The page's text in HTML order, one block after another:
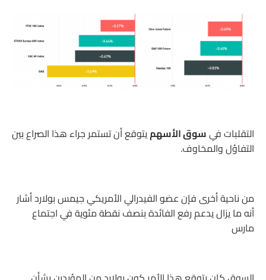
التقلبات فيسوق الأسهميتوقع أن تستمر جراء هذا الصراع بين
التفاؤل والمخاوف.
من ناحية أخرى فإن عضو الفيدرالي الأمريكي جيمس بولارد أشار
أنه ما يزال يدعم رفع الفائدة بنصف نقطة مئوية في اجتماع
مارس